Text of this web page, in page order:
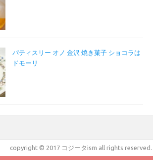
パティスリー オノ 金沢 焼き菓子 ショコラは
ドモーリ
copyright © 2017 コジータism all rights reserved.